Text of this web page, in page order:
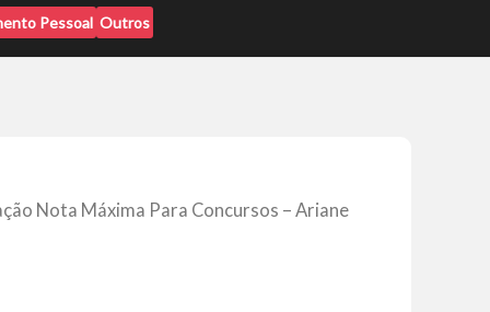
Pessoal Outros
Nota Máxima Para Concursos – Ariane